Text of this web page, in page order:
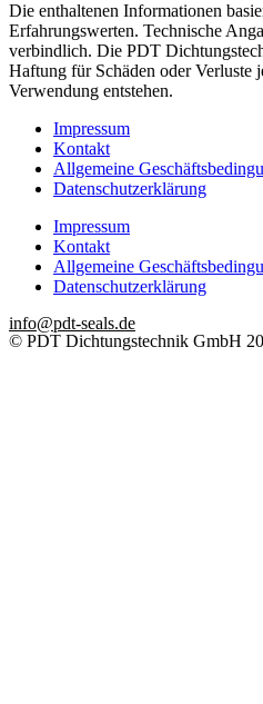
Die enthaltenen Informationen
Erfahrungswerten. Technische
verbindlich. Die PDT
Haftung für Schäden oder Verluste
Verwendung entstehen.
Impressum
Kontakt
Allgemeine
Datenschutzerklärung
Impressum
Kontakt
Allgemeine
Datenschutzerklärung
info@pdt-seals.de
© PDT Dichtungstechnik GmbH